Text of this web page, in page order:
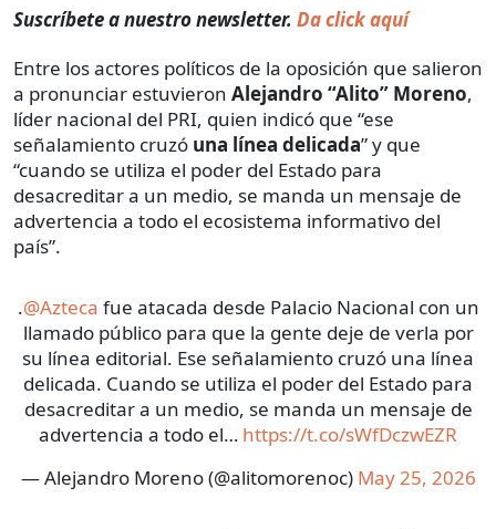
Suscríbete a nuestro newsletter. Da click aquí
Entre los actores políticos de la oposición que salieron
a pronunciar estuvieron Alejandro “Alito” Moreno,
líder nacional del PRI, quien indicó que “ese
señalamiento cruzó una línea delicada” y que
“cuando se utiliza el poder del Estado para
desacreditar a un medio, se manda un mensaje de
advertencia a todo el ecosistema informativo del
país”.
.@Azteca fue atacada desde Palacio Nacional con un
llamado público para que la gente deje de verla por
su línea editorial. Ese señalamiento cruzó una línea
delicada. Cuando se utiliza el poder del Estado para
desacreditar a un medio, se manda un mensaje de
advertencia a todo el… https://t.co/sWfDczwEZR
— Alejandro Moreno (@alitomorenoc) May 25, 2026